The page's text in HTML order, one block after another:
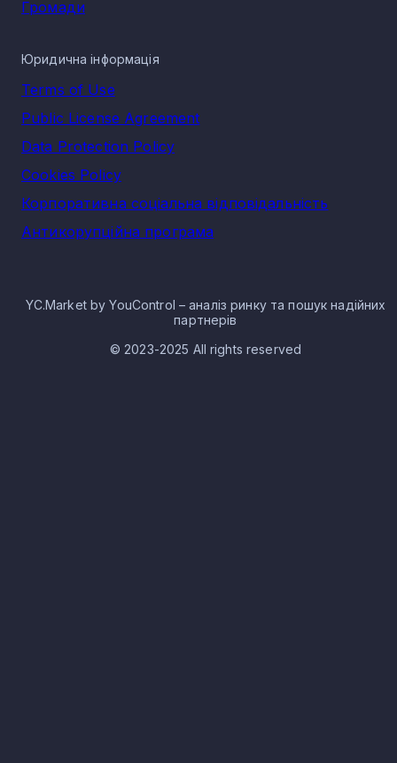
Громади
Юридична інформація
Terms of Use
Public License Agreement
Data Protection Policy
Cookies Policy
Корпоративна соціальна відповідальність
Антикорупційна програма
YC.Market by YouControl – аналіз ринку та пошук надійних
партнерів
© 2023-2025 All rights reserved